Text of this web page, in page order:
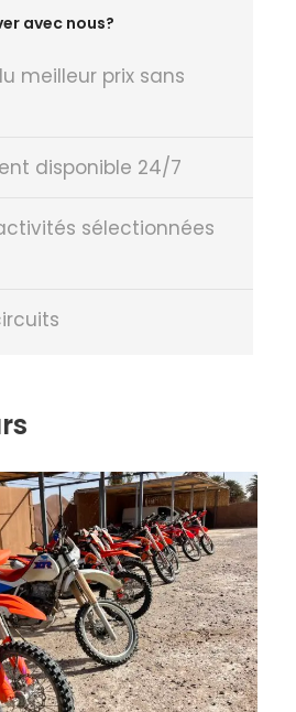
avec nous?
meilleur prix sans
disponible 24/7
sélectionnées